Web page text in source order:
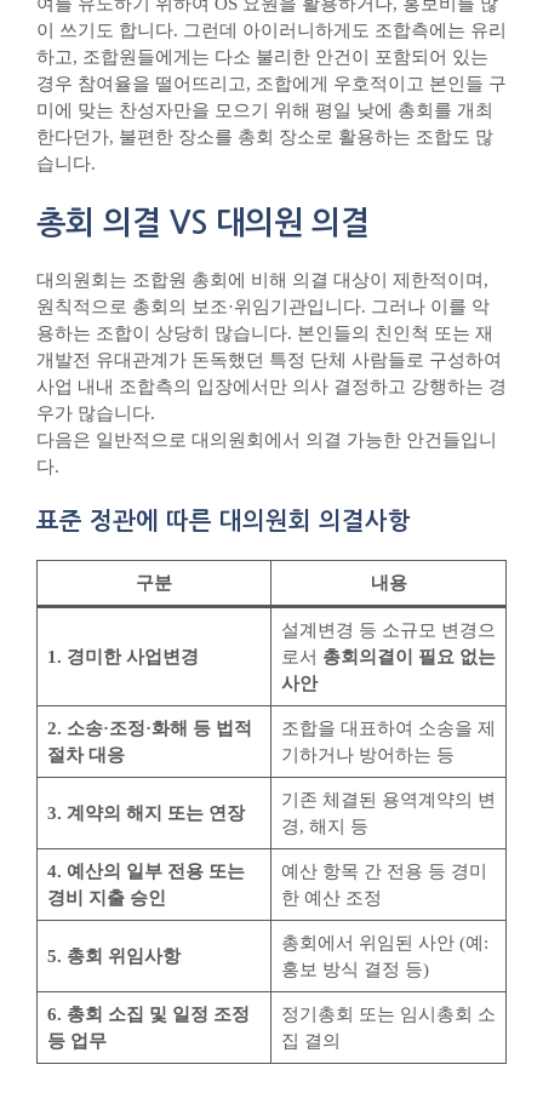
이 쓰기도 합니다. 그런데 아이러니하게도 조합측에는 유리
하고, 조합원들에게는 다소 불리한 안건이 포함되어 있는
경우 참여율을 떨어뜨리고, 조합에게 우호적이고 본인들 구
미에 맞는 찬성자만을 모으기 위해 평일 낮에 총회를 개최
한다던가, 불편한 장소를 총회 장소로 활용하는 조합도 많
습니다.
총회 의결 VS 대의원 의결
대의원회는 조합원 총회에 비해 의결 대상이 제한적이며,
원칙적으로 총회의 보조·위임기관입니다. 그러나 이를 악
용하는 조합이 상당히 많습니다. 본인들의 친인척 또는 재
개발전 유대관계가 돈독했던 특정 단체 사람들로 구성하여
사업 내내 조합측의 입장에서만 의사 결정하고 강행하는 경
우가 많습니다.
다음은 일반적으로 대의원회에서 의결 가능한 안건들입니
다.
표준 정관에 따른 대의원회 의결사항
구분 내용
1. 경미한 사업변경
설계변경 등 소규모 변경으
로서 총회의결이 필요 없는
사안
2. 소송·조정·화해 등 법적
절차 대응
조합을 대표하여 소송을 제
기하거나 방어하는 등
3. 계약의 해지 또는 연장
기존 체결된 용역계약의 변
경, 해지 등
4. 예산의 일부 전용 또는
경비 지출 승인
예산 항목 간 전용 등 경미
한 예산 조정
5. 총회 위임사항
총회에서 위임된 사안 (예:
홍보 방식 결정 등)
6. 총회 소집 및 일정 조정
등 업무
정기총회 또는 임시총회 소
집 결의